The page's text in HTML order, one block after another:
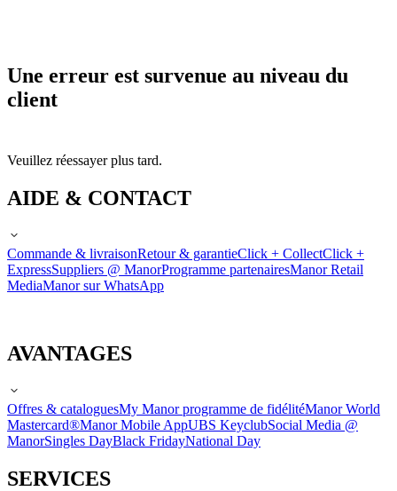
Une erreur est survenue au niveau du
client
Veuillez réessayer plus tard.
AIDE & CONTACT
Commande & livraisonRetour & garantieClick + CollectClick +
ExpressSuppliers @ ManorProgramme partenairesManor Retail
MediaManor sur WhatsApp
AVANTAGES
Offres & cataloguesMy Manor programme de fidélitéManor World
Mastercard®Manor Mobile AppUBS KeyclubSocial Media @
ManorSingles DayBlack FridayNational Day
SERVICES